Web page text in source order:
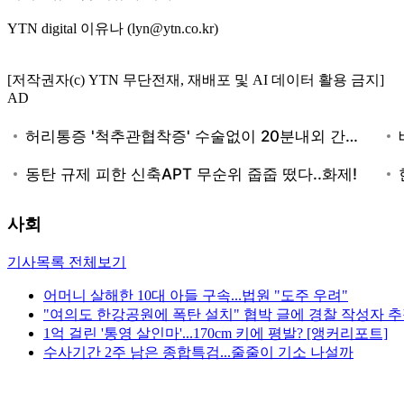
YTN digital 이유나 (lyn@ytn.co.kr)
[저작권자(c) YTN 무단전재, 재배포 및 AI 데이터 활용 금지]
AD
사회
기사목록 전체보기
어머니 살해한 10대 아들 구속...법원 "도주 우려"
"여의도 한강공원에 폭탄 설치" 협박 글에 경찰 작성자
1억 걸린 '통영 살인마'...170cm 키에 평발? [앵커리포트]
수사기간 2주 남은 종합특검...줄줄이 기소 나설까